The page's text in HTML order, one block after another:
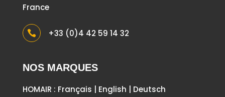
France
 +33 (0)4 42 59 14 32
NOS MARQUES
HOMAIR : Français English
Deutsch